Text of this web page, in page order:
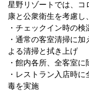
星野リゾートでは、コ
康と公衆衛生を考慮し
・チェックイン時の検
・通常の客室清掃に
よる清掃と拭き上げ
・館内各所、全客室
・レストラン入店時
毒を実施